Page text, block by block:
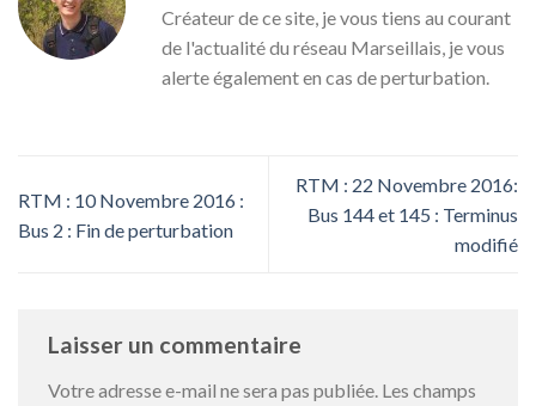
Créateur de ce site, je vous tiens au courant
de l'actualité du réseau Marseillais, je vous
alerte également en cas de perturbation.
RTM : 10 Novembre 2016 :
Bus 2 : Fin de perturbation
RTM : 22 Novembre 2016:
Bus 144 et 145 : Terminus
modifié
Laisser un commentaire
Votre adresse e-mail ne sera pas publiée. Les champs